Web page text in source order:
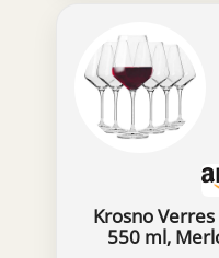
Krosno
550 ml,